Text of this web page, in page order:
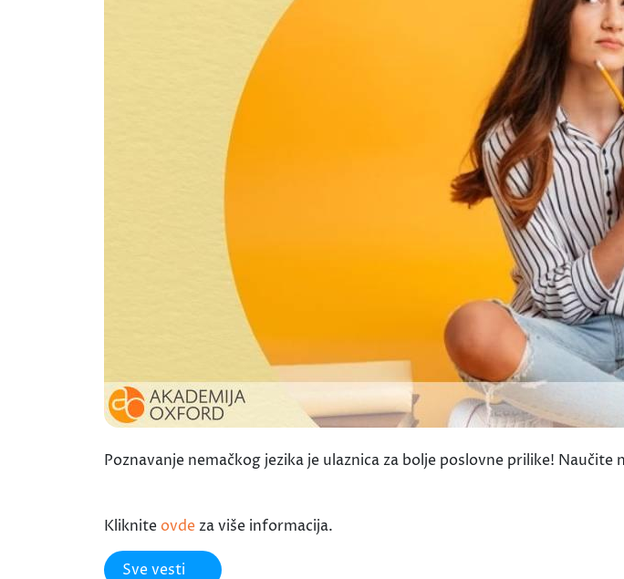
Poznavanje nemačkog jezika je ulaznica za bolje poslovne prilike!
Kliknite ovde za više informacija.
Sve vesti